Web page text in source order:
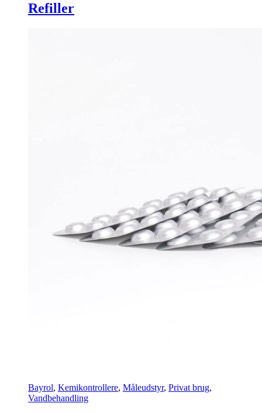
Refiller
Bayrol, Kemikontrollere, Måleudstyr, Privat brug,
Vandbehandling